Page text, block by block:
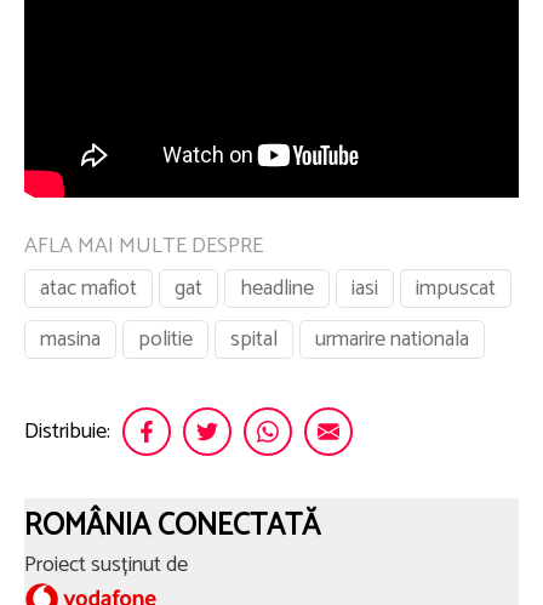
AFLA MAI MULTE DESPRE
atac mafiot
gat headline iasi
impuscat
masina
politie spital urmarire nationala
Distribuie:
ROMÂNIA CONECTATĂ
Proiect susținut de